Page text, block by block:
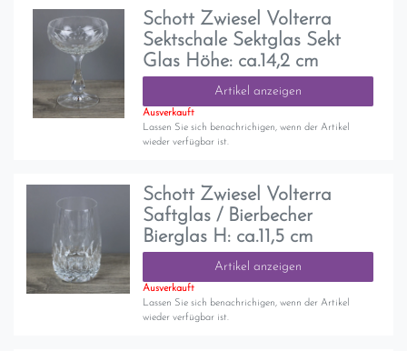
Schott Zwiesel Volterra
Sektschale Sektglas Sekt
Glas Höhe: ca.14,2 cm
Artikel anzeigen
Ausverkauft
Lassen Sie sich benachrichigen, wenn der Artikel
wieder verfügbar ist.
Schott Zwiesel Volterra
Saftglas / Bierbecher
Bierglas H: ca.11,5 cm
Artikel anzeigen
Ausverkauft
Lassen Sie sich benachrichigen, wenn der Artikel
wieder verfügbar ist.